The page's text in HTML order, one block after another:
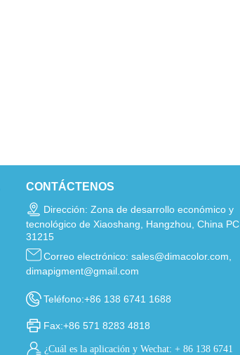
CONTÁCTENOS
Dirección: Zona de desarrollo económico y
tecnológico de Xiaoshang, Hangzhou, China PC
31215
Correo electrónico: sales@dimacolor.com,
dimapigment@gmail.com
Teléfono:+86 138 6741 1688
Fax:+86 571 8283 4818
¿Cuál es la aplicación y Wechat: + 86 138 6741